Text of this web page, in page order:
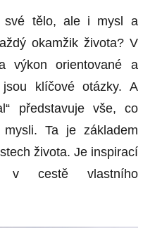
své tělo, ale i mysl a
okamžik života? V
výkon orientované a
klíčové otázky. A
představuje vše, co
Ta je základem
života. Je inspirací
cestě vlastního